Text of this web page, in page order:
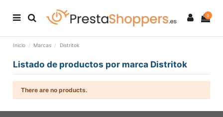
0
Inicio Marcas Distritok
Listado de productos por marca Distritok
There are no products.